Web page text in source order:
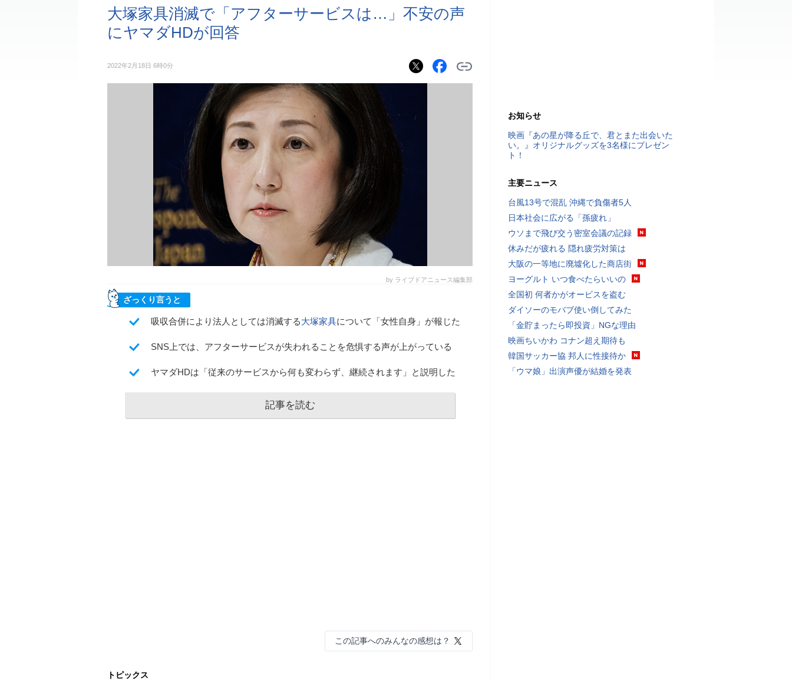
大塚家具消滅で「アフターサービスは…」不安の声
にヤマダHDが回答
2022年2月18日 6時0分
by ライブドアニュース編集部
ざっくり言うと
吸収合併により法人としては消滅する大塚家具について「女性自身」が報じた
SNS上では、アフターサービスが失われることを危惧する声が上がっている
ヤマダHDは「従来のサービスから何も変わらず、継続されます」と説明した
記事を読む
この記事へのみんなの感想は？
トピックス
お知らせ
映画『あの星が降る丘で、君とまた出会いた
い。』オリジナルグッズを3名様にプレゼン
ト！
主要ニュース
台風13号で混乱 沖縄で負傷者5人
日本社会に広がる「孫疲れ」
ウソまで飛び交う密室会議の記録
休みだが疲れる 隠れ疲労対策は
大阪の一等地に廃墟化した商店街
ヨーグルト いつ食べたらいいの
全国初 何者かがオービスを盗む
ダイソーのモバブ使い倒してみた
「金貯まったら即投資」NGな理由
映画ちいかわ コナン超え期待も
韓国サッカー協 邦人に性接待か
「ウマ娘」出演声優が結婚を発表